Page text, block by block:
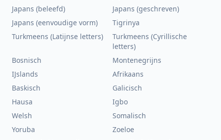
Japans (beleefd)
Japans (geschreven)
Japans (eenvoudige vorm)
Tigrinya
Turkmeens (Latijnse letters)
Turkmeens (Cyrillische
letters)
Bosnisch
Montenegrijns
IJslands
Afrikaans
Baskisch
Galicisch
Hausa
Igbo
Welsh
Somalisch
Yoruba
Zoeloe